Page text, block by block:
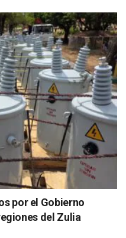
por el Gobierno
del Zulia